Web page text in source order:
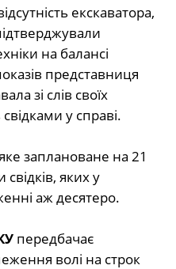
екскаватора,
на балансі
представниця
зі слів своїх
у справі.
заплановане на 21
яких у
аж десятеро.
передбачає
волі на строк